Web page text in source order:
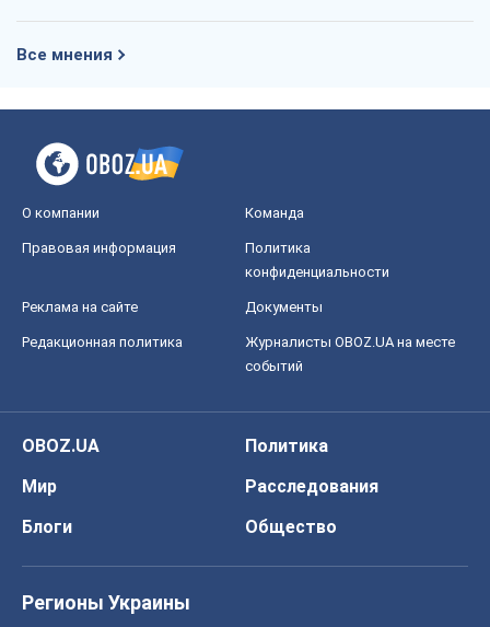
Все мнения
О компании Команда
Правовая информация
Политика
конфиденциальности
Реклама на сайте Документы
Редакционная политика
Журналисты OBOZ.UA на месте
событий
OBOZ.UA
Политика
Мир
Расследования
Блоги
Общество
Регионы Украины